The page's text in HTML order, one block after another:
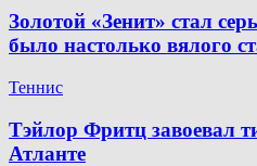
Золотой «Зенит» стал
было настолько вялого
Теннис
Тэйлор Фритц завоевал
Атланте